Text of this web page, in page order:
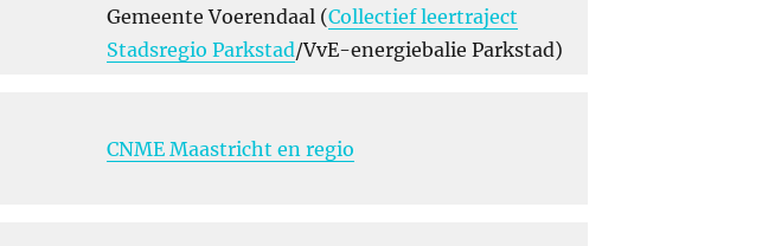
Gemeente Voerendaal (Collectief leertraject
Stadsregio Parkstad/VvE-energiebalie Parkstad)
CNME Maastricht en regio